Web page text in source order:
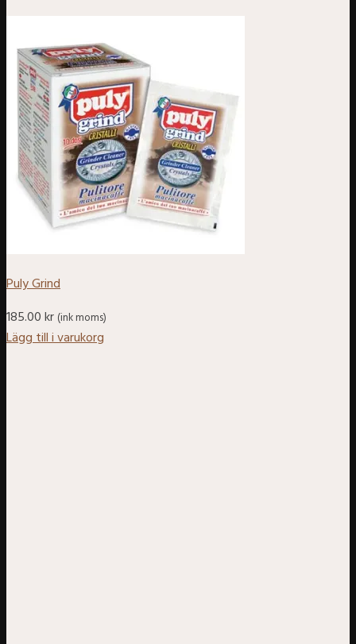
Puly Grind
185.00kr (ink moms)
Lägg till i varukorg